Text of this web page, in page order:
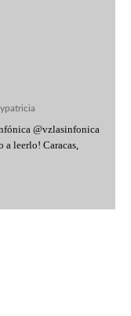
@vzlasinfonica
leerlo! Caracas,